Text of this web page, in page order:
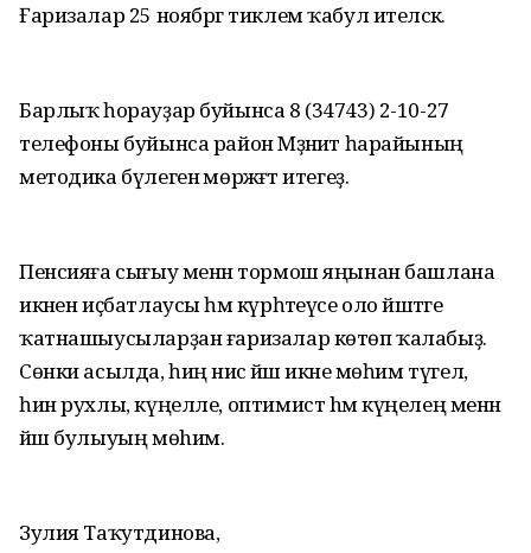
Ғаризалар 25 ноябргә тиклем ҡабул ителәсәк.
Барлыҡ һорауҙар буйынса 8 (34743) 2-10-27
телефоны буйынса район Мәҙәниәт һарайының
методика бүлегенә мөрәжәғәт итегеҙ.
Пенсияға сығыу менән тормош яңынан башлана
икәнен иҫбатлаусы һәм күрһәтеүсе оло йәштәге
ҡатнашыусыларҙан ғаризалар көтөп ҡалабыҙ.
Сөнки асылда, һиңә нисә йәш икәне мөһим түгел, ә
һин рухлы, күңелле, оптимист hәм күңелең менән
йәш булыуың мөhим.
Зyлия Таҡутдинова,